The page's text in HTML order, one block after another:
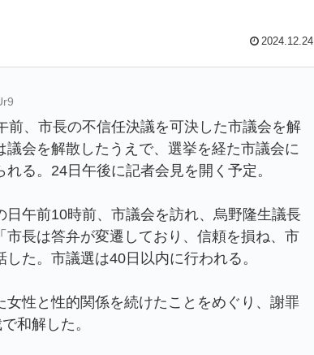
2024.12.24
、市長の不信任決議を可決した市議会を解
会を解散したうえで、選挙を経た市議会に
る。24日午後に記者会見を開く予定。
午前10時前、市議会を訪れ、烏野隆生議長
長は答弁が変遷しており、信頼を損ね、市
た。市議選は40日以内に行われる。
性と性的関係を続けたことをめぐり、謝罪
和解した。